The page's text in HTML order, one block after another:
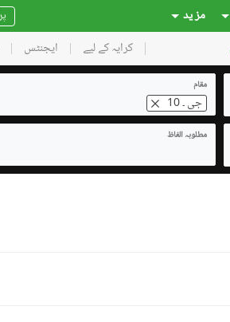
مز ید
کرایہ کے لیے ایجنٹس
مقام
جی ۔ 10
مطلوبہ الفاظ